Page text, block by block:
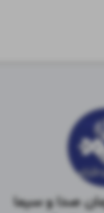
صدا و سیما